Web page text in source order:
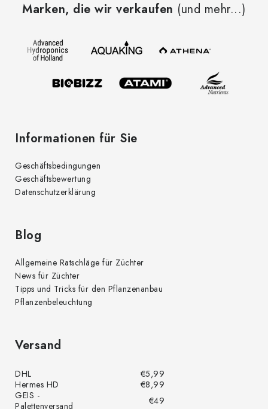
Marken, die wir verkaufen (und mehr...)
Informationen für Sie
Geschäftsbedingungen
Geschäftsbewertung
Datenschutzerklärung
Blog
Allgemeine Ratschläge für Züchter
News für Züchter
Tipps und Tricks für den Pflanzenanbau
Pflanzenbeleuchtung
Versand
DHL
€5,99
Hermes HD
€8,99
GEIS -
Palettenversand
€49